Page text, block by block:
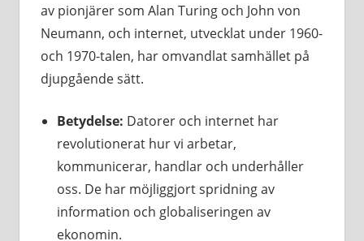
av pionjärer som Alan Turing och John von
Neumann, och internet, utvecklat under 1960-
och 1970-talen, har omvandlat samhället på
djupgående sätt.
Betydelse: Datorer och internet har
revolutionerat hur vi arbetar,
kommunicerar, handlar och underhåller
oss. De har möjliggjort spridning av
information och globaliseringen av
ekonomin.